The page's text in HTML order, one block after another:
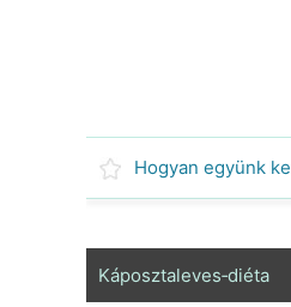
Káposztaleves‑diéta